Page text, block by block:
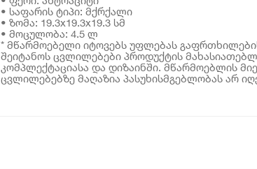
• საფარის ტიპი: მქრქალი
• ზომა: 19.3x19.3x19.3 სმ
• მოცულობა: 4.5 ლ
* მწარმოებელი იტოვებს უფლებას
შეიტანოს ცვლილებები პროდუქტის
კომპლექტაციასა და დიზაინში. მწარმოებლის
ცვლილებებზე მაღაზია პასუხისმგებლობას არ